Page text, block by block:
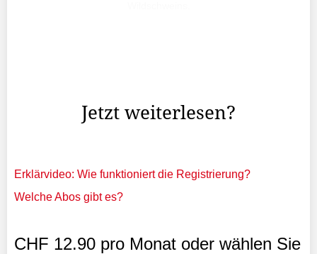
Jetzt weiterlesen?
Erklärvideo: Wie funktioniert die Registrierung?
Welche Abos gibt es?
CHF 12.90 pro Monat oder wählen Sie